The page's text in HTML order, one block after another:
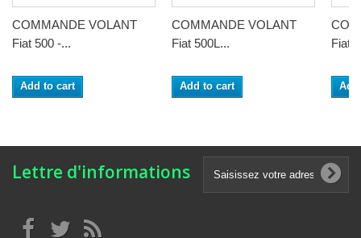
COMMANDE VOLANT
Fiat 500 -...
Add to cart
COMMANDE VOLANT
Fiat 500L...
Add to cart
Fiat
Lettre d'informations